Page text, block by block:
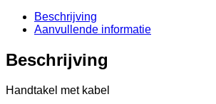
Beschrijving
Aanvullende informatie
Beschrijving
Handtakel met kabel